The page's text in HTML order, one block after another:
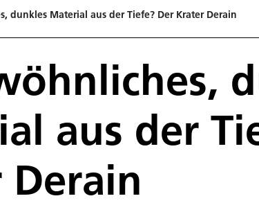
dunkles Material aus der Tiefe? Der Krater Derain
aus der
Derain